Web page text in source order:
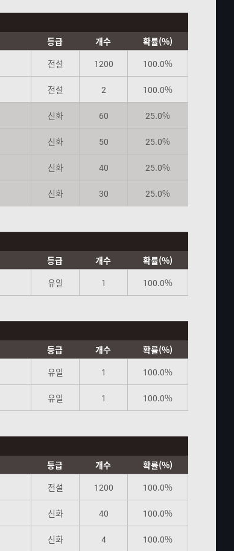
등급 개수
확률(%)
전설 1200 100.0%
전설 2 100.0%
신화 60 25.0%
신화 50 25.0%
신화 40 25.0%
신화 30 25.0%
등급 개수
확률(%)
유일 1 100.0%
등급 개수
확률(%)
유일 1 100.0%
유일 1 100.0%
등급 개수
확률(%)
전설 1200 100.0%
신화 40 100.0%
신화 4 100.0%